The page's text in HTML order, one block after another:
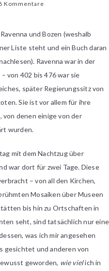
Kommentare
in
Ravenna
und
Bozen
und Bozen (weshalb
Liste steht und ein Buch daran
Ravenna war in der
von 402 bis 476 war sie
später Regierungssitz von
Sie ist vor allem für ihre
denen einige von der
wurden.
mit dem Nachtzug über
war dort für zwei Tage. Diese
– von all den Kirchen,
Mosaiken über Museen
bis hin zu Ortschaften in
seht, sind tatsächlich nur eine
was ich mir angesehen
gesichtet und anderen von
geworden, wie vielich in